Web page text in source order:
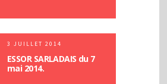
3 JUILLET 2014
ESSOR SARLADAIS du 7
mai 2014.